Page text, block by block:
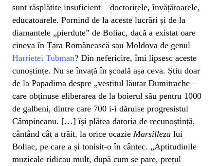
sunt răsplătite insuficient – doctorițele, învățătoarele,
educatoarele. Pornind de la aceste lucrări și de la
diamantele „pierdute” de Boliac, dacă a existat oare
cineva în Țara Românească sau Moldova de genul
Harrietei Tubman? Din nefericire, îmi lipsesc aceste
cunoștințe. Nu se învață în școală așa ceva. Știu doar
de la Papadima despre „vestitul lăutar Dumitrache –
care obținuse eliberarea de la boierul său pentru 1000
de galbeni, dintre care 700 i-i dăruise progresistul
Câmpineanu. […] își plătea datoria de recunoștință,
cântând cât a trăit, la orice ocazie Marsilleza lui
Boliac, pe care a și tonisit-o în cântec. „Aptitudinile
muzicale ridicau mult, după cum se pare, prețul